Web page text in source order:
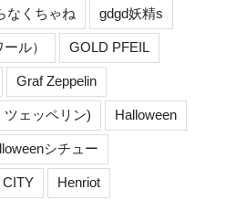
なくちゃね gdgd妖精s
ル） GOLD PFEIL
Graf Zeppelin
ツェッペリン) Halloween
シチュー
CITY Henriot